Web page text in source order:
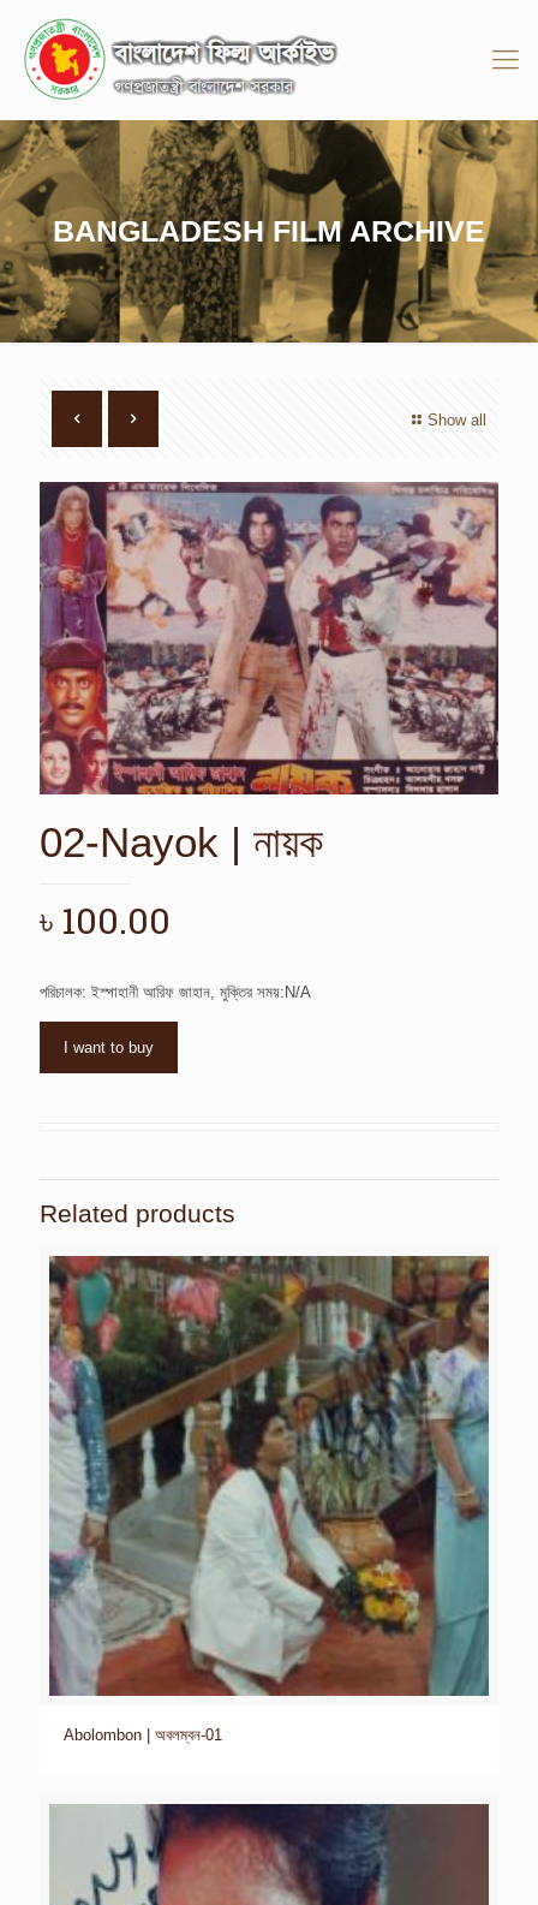
BANGLADESH FILM ARCHIVE
Show all
02-Nayok | নায়ক
৳ 100.00
পরিচালক: ইস্পাহানী আরিফ জাহান, মুক্তির সময়:N/A
I want to buy
Related products
Abolombon | অবলম্বন-01